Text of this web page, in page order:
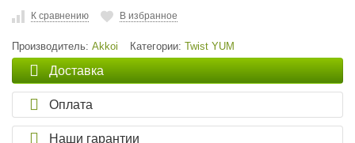
К сравнению В избранное
Производитель: Akkoi Категории: Twist YUM
Доставка
Оплата
Наши гарантии